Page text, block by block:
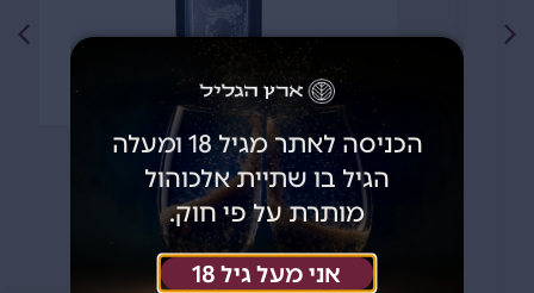
₪ 649
אזל כרגע מהמלאי
הכניסה לאתר מגיל 18 ומעלה
הגיל בו שתיית אלכוהול
מותרת על פי חוק.
אני מעל גיל 18